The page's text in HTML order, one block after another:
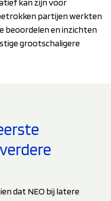
kan zijn voor
partijen werkten
beoordelen en inzichten
grootschaligere
dat NEO bij latere